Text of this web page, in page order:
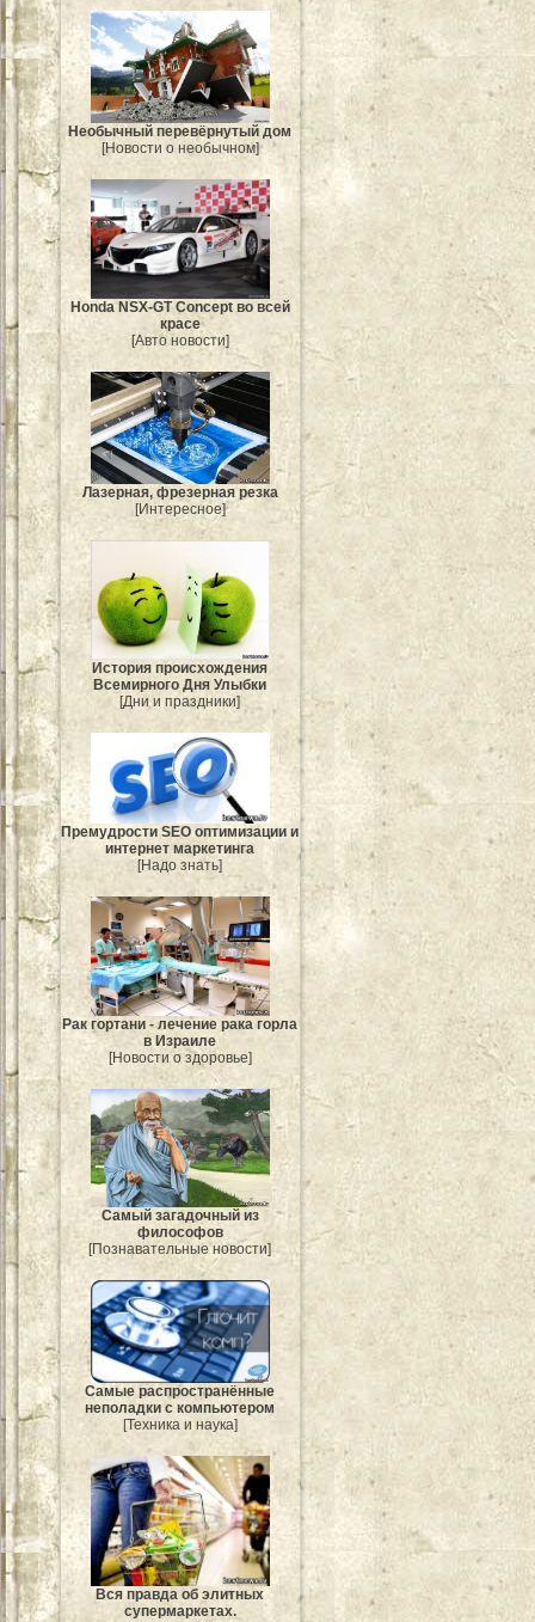
Необычный перевёрнутый дом
[Новости о необычном]
Honda NSX-GT Concept во всей
красе
[Авто новости]
Лазерная, фрезерная резка
[Интересное]
История происхождения
Всемирного Дня Улыбки
[Дни и праздники]
Премудрости SEO оптимизации и
интернет маркетинга
[Надо знать]
Рак гортани - лечение рака горла
в Израиле
[Новости о здоровье]
Самый загадочный из
философов
[Познавательные новости]
Самые распространённые
неполадки с компьютером
[Техника и наука]
Вся правда об элитных
супермаркетах.